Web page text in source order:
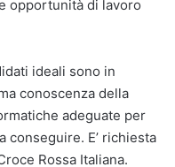
opportunità di lavoro
ideali sono in
conoscenza della
adeguate per
conseguire. E’ richiesta
Rossa Italiana.